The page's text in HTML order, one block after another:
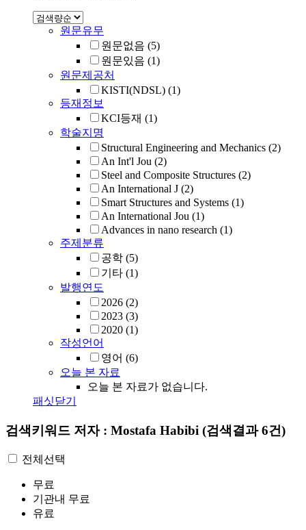
원문유무
원문없음 (5)
원문있음 (1)
원문제공처
KISTI(NDSL) (1)
등재정보
KCI등재 (1)
학술지명
Structural Engineering and Mechanics (2)
An Int'l Jou (2)
Steel and Composite Structures (2)
An International J (2)
Smart Structures and Systems (1)
An International Jou (1)
Advances in nano research (1)
주제분류
공학 (5)
기타 (1)
발행연도
2026 (2)
2023 (3)
2020 (1)
작성언어
영어 (6)
오늘 본 자료
오늘 본 자료가 없습니다.
패싯닫기
검색키워드 저자 : Mostafa Habibi (검색결과 6건)
전체선택
무료
기관내 무료
유료